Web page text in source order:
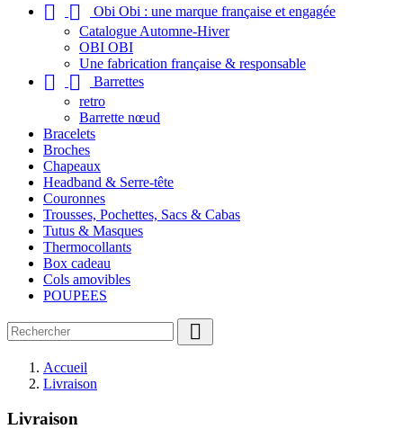
 
Obi Obi : une marque française et engagée
Catalogue Automne-Hiver
OBI OBI
Une fabrication française & responsable
 
Barrettes
retro
Barrette nœud
Bracelets
Broches
Chapeaux
Headband & Serre-tête
Couronnes
Trousses, Pochettes, Sacs & Cabas
Tutus & Masques
Thermocollants
Box cadeau
Cols amovibles
POUPEES

Accueil
Livraison
Livraison